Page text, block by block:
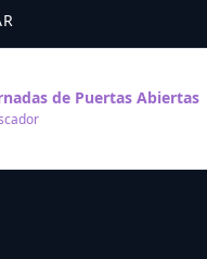
de Puertas Abiertas